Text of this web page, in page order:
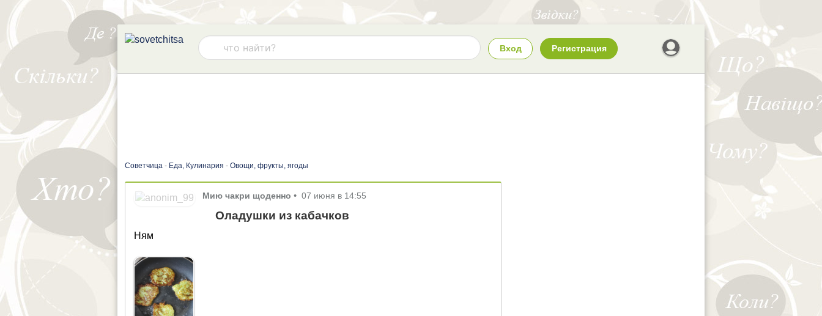
Вход Регистрация
Советчица - Еда, Кулинария - Овощи, фрукты, ягоды
Мию чакри щоденно • 07 июня в 14:55
Оладушки из кабачков
Ням